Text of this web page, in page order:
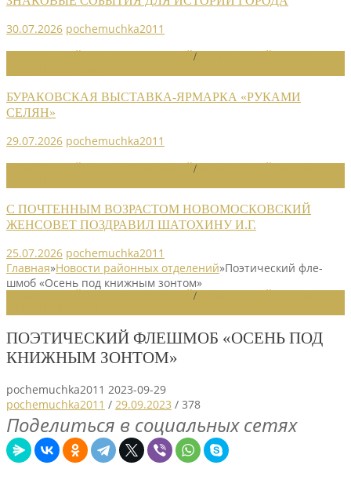
30.07.2026 pochemuchka2011
/
БУРАКОВСКАЯ ВЫСТАВКА-ЯРМАРКА «РУКАМИ
СЕЛЯН»
29.07.2026 pochemuchka2011
/
С ПОЧТЕННЫМ ВОЗРАСТОМ НОВОМОСКОВСКИЙ
ЖЕНСОВЕТ ПОЗДРАВИЛ ШАТОХИНУ И.Г.
25.07.2026 pochemuchka2011
Главная»Новости районных отделений»Поэтический фле­
шмоб «Осень под книж­ным зонтом»
/
ПОЭТИЧЕСКИЙ ФЛЕ­ШМОБ «ОСЕНЬ ПОД
КНИЖ­НЫМ ЗОНТОМ»
pochemuchka2011 2023-09-29
pochemuchka2011 / 29.09.2023 / 378
Поделиться в социальных сетях